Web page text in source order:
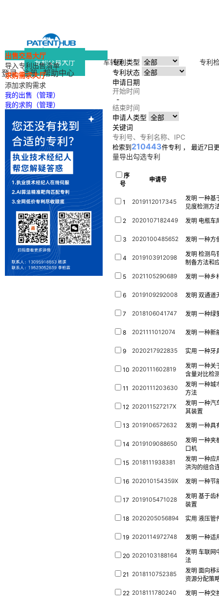
专利交易大厅 军转民 一手专利 专利
登录 注册 帮助中心
出售交易大厅
导入专利出售清单
求购需求大厅
添加求购需求
我的出售（管理）
我的求购（管理）
专利类型
专利状态
申请日期
-
申请人类型
关键词
检索到210443件专利 ， 最近7日
量导出勾选专利
序
号
申请号
1 2019112017345 发明 一种基
见度检测方
2
2020107182449 发明 电瓶车
3 2020100485652 发明 一种方
4 2019103912098 发明 检测鸟
制备方法和
5
2021105290689 发明 一种乡
6 2019109292008 发明 双通道
7 2018106041747 发明 一种绿
8 2021111012074 发明 一种新
9 2020217922835 实用 一种牙
10 2020111602819 发明 一种关
含量对比检
11
2020111203630 发明 一种城
方法
12 202011527217X 发明 一种汽
其装置
13 2019106572632 发明 一种具
14 2019109088650 发明 一种夹
口机
15 2018111938381 发明 一种应
洪沟的组合
16 202010154359X 发明 一种节
17 2019105471028 发明 基于齿
装置
18 2020205056894 实用 液压管
19 2020114972748 发明 一种适
20 2020103188164 发明 车联网
法
21 2018110752385 发明 面向移
资源分配策
22 2018111780240 发明 一种交